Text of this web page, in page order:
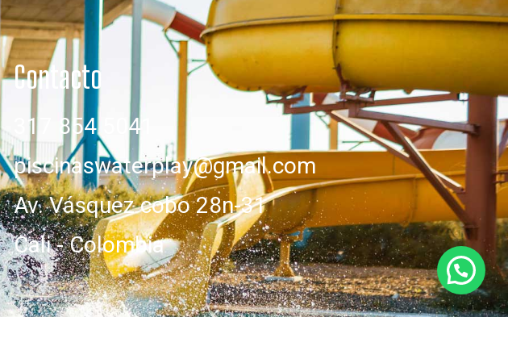
Contacto
317 854 5041
piscinaswaterplay@gmail.com
Av. Vásquez cobo 28n-31
Cali - Colombia